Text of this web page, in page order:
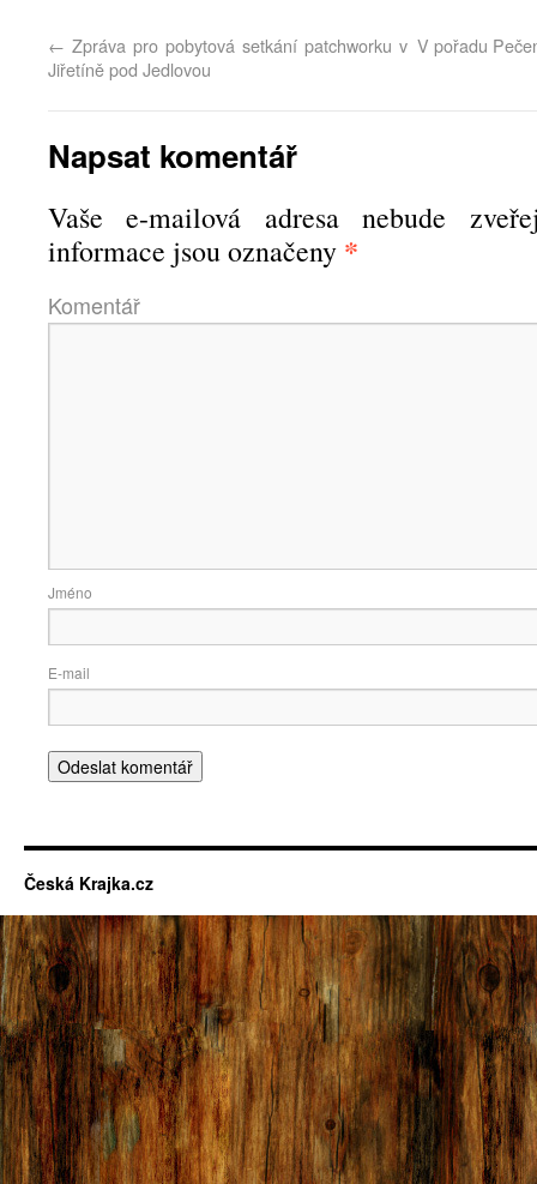
← Zpráva pro pobytová setkání patchworku v
Jiřetíně pod Jedlovou
V pořadu
Napsat komentář
Vaše e-mailová adresa nebude
informace jsou označeny *
E-
Česká Krajka.cz